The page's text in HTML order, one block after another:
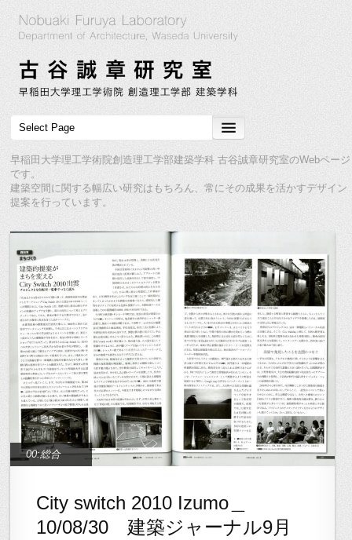
早稲田大学理工学術院創造理工学部建築学科 古谷誠章研究室のWebページ
です。
建築空間に関する幅広い研究はもちろん、常にその成果を活かすデザイン
提案を行っています。
00:総合
City switch 2010 Izumo＿
10/08/30 建築ジャーナル9月